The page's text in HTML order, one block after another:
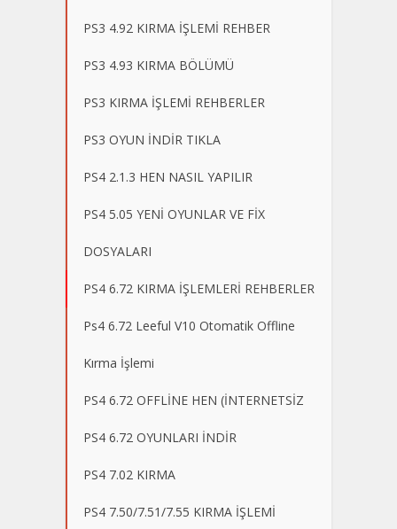
PS3 4.92 KIRMA İŞLEMİ REHBER
PS3 4.93 KIRMA BÖLÜMÜ
PS3 KIRMA İŞLEMİ REHBERLER
PS3 OYUN İNDİR TIKLA
PS4 2.1.3 HEN NASIL YAPILIR
PS4 5.05 YENİ OYUNLAR VE FİX
DOSYALARI
PS4 6.72 KIRMA İŞLEMLERİ REHBERLER
Ps4 6.72 Leeful V10 Otomatik Offline
Kırma İşlemi
PS4 6.72 OFFLİNE HEN (İNTERNETSİZ
PS4 6.72 OYUNLARI İNDİR
PS4 7.02 KIRMA
PS4 7.50/7.51/7.55 KIRMA İŞLEMİ